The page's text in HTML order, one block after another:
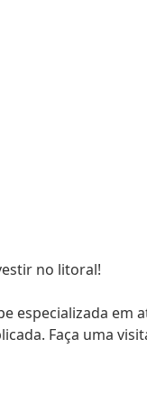
no litoral!
especializada
Faça uma